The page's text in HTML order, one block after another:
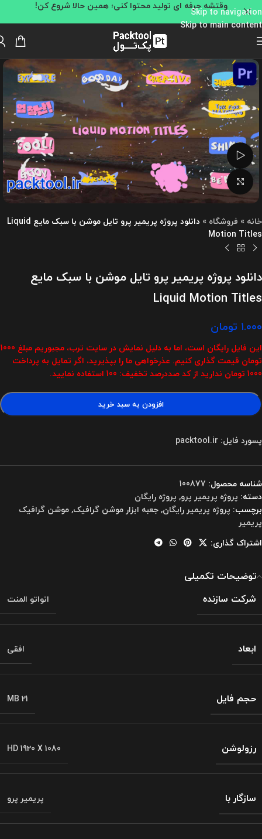
Skip to navigation
Skip to main content
وقتشه حرفه ای تولید محتوا کنی؛ همین حالا شروع کن!
تماشای ویدئو
بزرگنمایی تصویر
خانه » فروشگاه »
دانلود پروژه پریمیر پرو تایل موشن با سبک مایع Liquid
Motion Titles
دانلود پروژه پریمیر پرو تایل موشن با سبک مایع
Liquid Motion Titles
۱.۰۰۰ تومان
این فایل رایگان است، اما به دلیل نمایش در سایت ترب، مجبوریم مبلغ 1000
تومان قیمت گذاری کنیم. عذرخواهی ما را بپذیرید، اگر تمایل به پرداخت
1000 تومان ندارید از کد صددرصد تخفیف: 100 استفاده نمایید.
افزودن به سبد خرید
پسورد فایل: packtool.ir
شناسه محصول: 100877
دسته: پروژه پریمیر پرو, پروژه رایگان
برچسب: پروژه پریمیر رایگان,جعبه ابزار موشن گرافیک,موشن گرافیک
پریمیر
اشتراک گذاری:
توضیحات تکمیلی
شرکت سازنده
انواتو المنت
ابعاد افقی
حجم فایل MB 21
رزولوشن HD 1920 X 1080
سازگار با پریمیر پرو